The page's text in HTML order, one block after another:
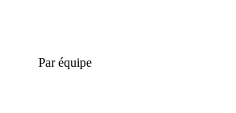
Par équipe